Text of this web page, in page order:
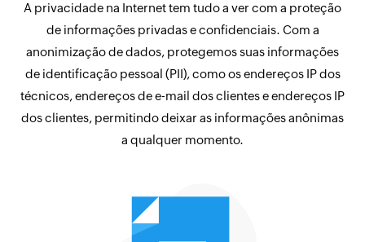
A privacidade na Internet tem tudo a ver com a proteção
de informações privadas e confidenciais. Com a
anonimização de dados, protegemos suas informações
de identificação pessoal (PII), como os endereços IP dos
técnicos, endereços de e-mail dos clientes e endereços IP
dos clientes, permitindo deixar as informações anônimas
a qualquer momento.